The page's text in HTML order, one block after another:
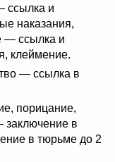
ссылка и
наказания,
— ссылка и
клеймение.
— ссылка в
порицание,
заключение в
в тюрьме до 2